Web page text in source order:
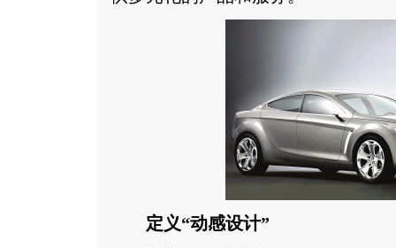
定义“动感设计”